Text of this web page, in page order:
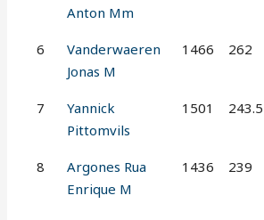
Anton Mm
6
Vanderwaeren
Jonas M
1466 262
7
Yannick
Pittomvils
1501 243.5
8
Argones Rua
Enrique M
1436 239